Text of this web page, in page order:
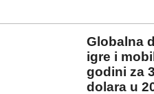
Globalna
igre i
godini za
dolara u